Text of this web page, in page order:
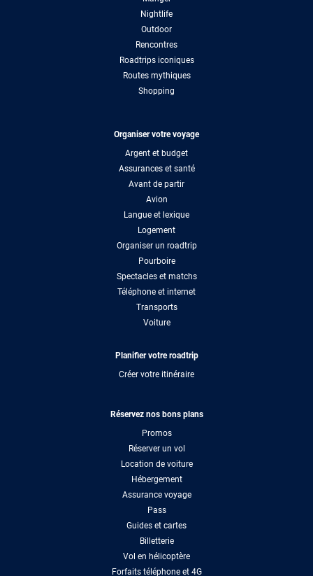
Nightlife
Outdoor
Rencontres
Roadtrips iconiques
Routes mythiques
Shopping
Organiser votre voyage
Argent et budget
Assurances et santé
Avant de partir
Avion
Langue et lexique
Logement
Organiser un roadtrip
Pourboire
Spectacles et matchs
Téléphone et internet
Transports
Voiture
Planifier votre roadtrip
Créer votre itinéraire
Réservez nos bons plans
Promos
Réserver un vol
Location de voiture
Hébergement
Assurance voyage
Pass
Guides et cartes
Billetterie
Vol en hélicoptère
Forfaits téléphone et 4G